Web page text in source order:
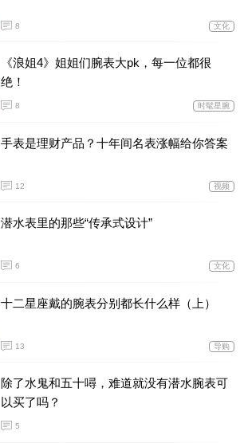
8 文化
《浪姐4》姐姐们腕表大pk，每一位都很
绝！
8 时髦星腕
手表是理财产品？十年间名表涨幅给你答案
12 视频
潜水表里的那些“传承式设计”
6 文化
十二星座戴的腕表分别都长什么样（上）
13 导购
除了水鬼和五十噚，难道就没有潜水腕表可
以买了吗？
5